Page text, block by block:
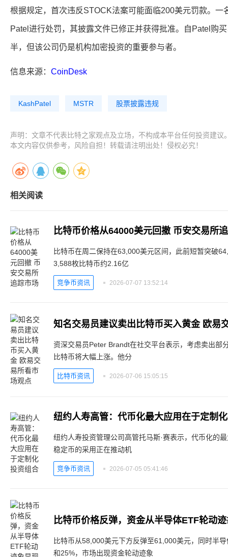
根据规定，首次违反STOCK法案可能面临200美元罚款。一
Patel进行处罚，其披露文件已修正并获得批准。自Patel购
半，但该公司仍是机构加密投资的重要参与者。
信息来源： CoinDesk
KashPatel MSTR 股票披露违规
声明：文章不代表比特之家观点及立场，不构成本平台任何投资建
本文内容仅供参考，风险自担！转载请注明出处！侵权必究！
相关阅读
比特币价格从64000美元回撤 币安交易所
比特币在周二保持在63,000美元区间，此前短暂突破
3,588枚比特币约2.16亿
竞争币资讯 2026-07-07 13:52:14
知名交易员建议卖出比特币买入黄金 欧易
资深交易员Peter Brandt在社交平台表示，考虑卖出部
比特币将大幅上涨。他分
比特币资讯 2026-07-06 15:05:15
纽约人寿高管：代币化最大应用在于定制
纽约人寿投资管理公司高管托马斯·赛表示，代币化的
稳定币的采用正在推动机
竞争币资讯 2026-07-05 05:41:46
比特币从58,000美元下方反弹至61,000美元，同时半
和25%，市场出现资金轮动迹象